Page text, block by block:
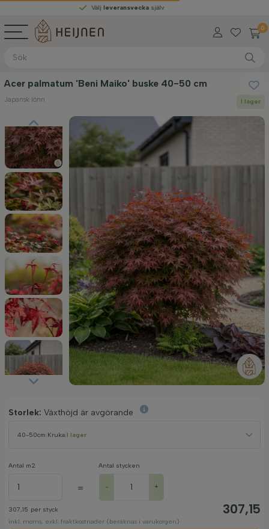
leveransveckasjälv
0
Acer palmatum 'Beni Maiko' buske 40-50 cm
Japansk lönn I lager
Storlek: Växthöjd är avgörande
40-50cm Kruka I lager
Antal m2
=
Antal stycken
- +
307,15 per styck 307,15
inkl. moms, exkl. fraktkostnader (beräknas i varukorgen)